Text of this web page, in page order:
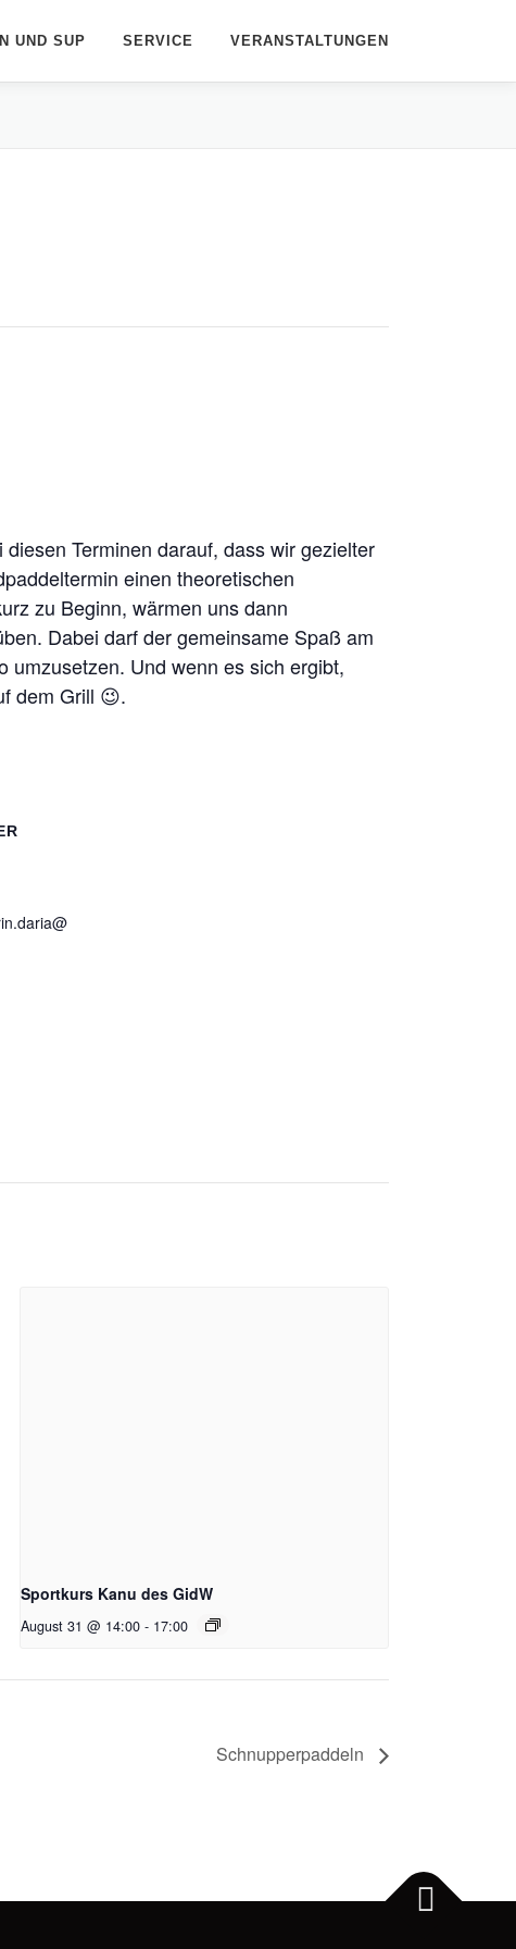
UND SUP SERVICE VERANSTALTUNGEN
Terminen darauf, dass wir gezielter
einen theoretischen
zu Beginn, wärmen uns dann
Dabei darf der gemeinsame Spaß am
umzusetzen. Und wenn es sich ergibt,
dem Grill 😉.
Sportkurs Kanu des GidW
August 31 @ 14:00 - 17:00
Schnupperpaddeln